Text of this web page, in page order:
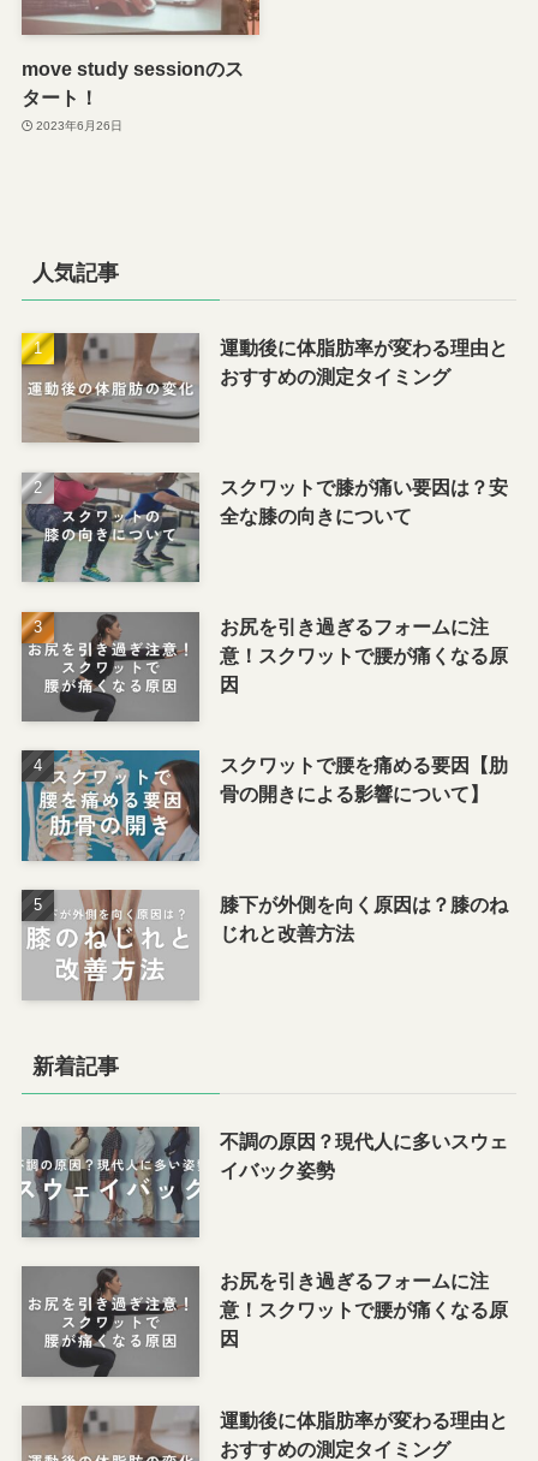
move study sessionのス
タート！
2023年6月26日
人気記事
運動後に体脂肪率が変わる理由と
おすすめの測定タイミング
スクワットで膝が痛い要因は？安
全な膝の向きについて
お尻を引き過ぎるフォームに注
意！スクワットで腰が痛くなる原
因
スクワットで腰を痛める要因【肋
骨の開きによる影響について】
膝下が外側を向く原因は？膝のね
じれと改善方法
新着記事
不調の原因？現代人に多いスウェ
イバック姿勢
お尻を引き過ぎるフォームに注
意！スクワットで腰が痛くなる原
因
運動後に体脂肪率が変わる理由と
おすすめの測定タイミング